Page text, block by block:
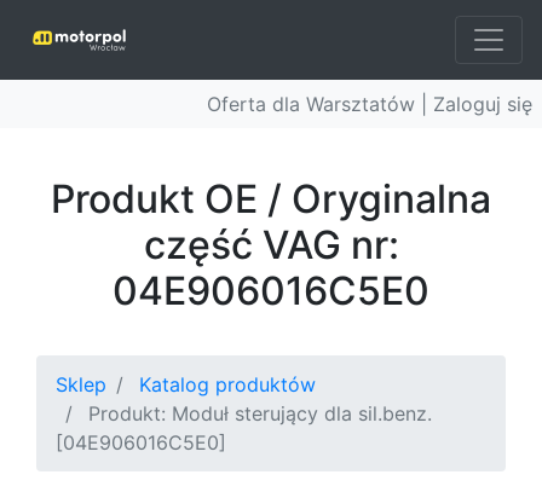
Oferta dla Warsztatów | Zaloguj się
Produkt OE / Oryginalna
część VAG nr:
04E906016C5E0
Sklep
Katalog produktów
Produkt: Moduł sterujący dla sil.benz.
[04E906016C5E0]